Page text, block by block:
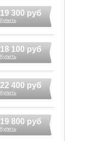
19 300 руб
Купить
18 100 руб
Купить
22 400 руб
Купить
19 800 руб
Купить